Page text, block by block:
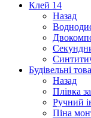
Клей 14
Назад
Будівельні
Назад
Плівка
Ручний
Піна